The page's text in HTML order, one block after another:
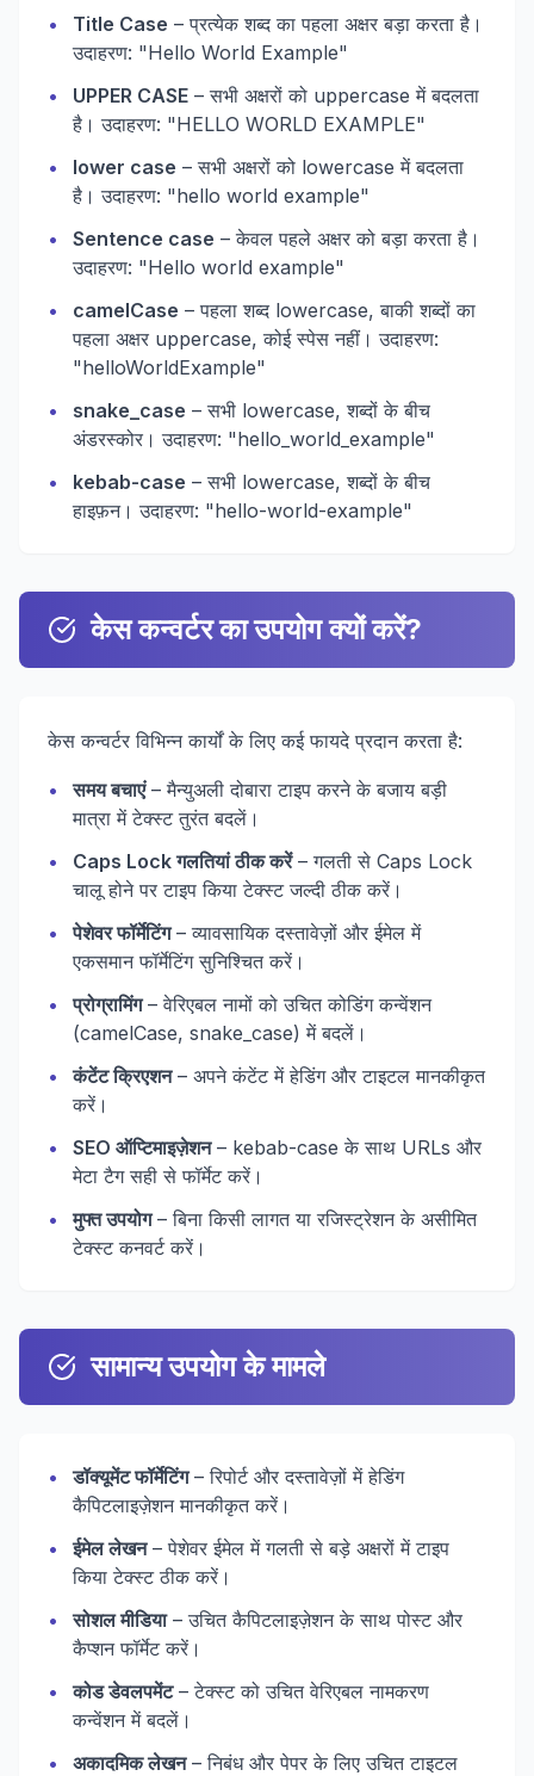
• Title Case – प्रत्येक शब्द का पहला अक्षर बड़ा करता है।
उदाहरण: "Hello World Example"
•
UPPER CASE – सभी अक्षरों को uppercase में बदलता
है। उदाहरण: "HELLO WORLD EXAMPLE"
•
lower case – सभी अक्षरों को lowercase में बदलता
है। उदाहरण: "hello world example"
•
Sentence case – केवल पहले अक्षर को बड़ा करता है।
उदाहरण: "Hello world example"
•
camelCase – पहला शब्द lowercase, बाकी शब्दों का
पहला अक्षर uppercase, कोई स्पेस नहीं। उदाहरण:
"helloWorldExample"
•
snake_case – सभी lowercase, शब्दों के बीच
अंडरस्कोर। उदाहरण: "hello_world_example"
•
kebab-case – सभी lowercase, शब्दों के बीच
हाइफ़न। उदाहरण: "hello-world-example"
केस कन्वर्टर का उपयोग क्यों करें?
केस कन्वर्टर विभिन्न कार्यों के लिए कई फायदे प्रदान करता है:
• समय बचाएं– मैन्युअली दोबारा टाइप करने के बजाय बड़ी
मात्रा में टेक्स्ट तुरंत बदलें।
•
Caps Lock गलतियां ठीक करें– गलती से Caps Lock
चालू होने पर टाइप किया टेक्स्ट जल्दी ठीक करें।
•
पेशेवर फॉर्मेटिंग– व्यावसायिक दस्तावेज़ों और ईमेल में
एकसमान फॉर्मेटिंग सुनिश्चित करें।
•
प्रोग्रामिंग– वेरिएबल नामों को उचित कोडिंग कन्वेंशन
(camelCase, snake_case) में बदलें।
•
कंटेंट क्रिएशन– अपने कंटेंट में हेडिंग और टाइटल मानकीकृत
करें।
•
SEO ऑप्टिमाइज़ेशन– kebab-case के साथ URLs और
मेटा टैग सही से फॉर्मेट करें।
•
मुफ्त उपयोग– बिना किसी लागत या रजिस्ट्रेशन के असीमित
टेक्स्ट कनवर्ट करें।
सामान्य उपयोग के मामले
• डॉक्यूमेंट फॉर्मेटिंग– रिपोर्ट और दस्तावेज़ों में हेडिंग
कैपिटलाइज़ेशन मानकीकृत करें।
•
ईमेल लेखन– पेशेवर ईमेल में गलती से बड़े अक्षरों में टाइप
किया टेक्स्ट ठीक करें।
•
सोशल मीडिया– उचित कैपिटलाइज़ेशन के साथ पोस्ट और
कैप्शन फॉर्मेट करें।
•
कोड डेवलपमेंट– टेक्स्ट को उचित वेरिएबल नामकरण
कन्वेंशन में बदलें।
•
अकादमिक लेखन– निबंध और पेपर के लिए उचित टाइटल